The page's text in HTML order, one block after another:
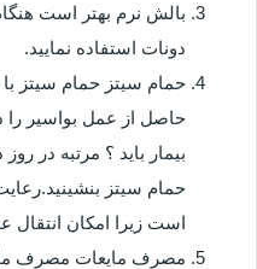
بالش نرم بهتر است
دونات استفاده نمایید.
حمام سیتز حمام سیتز
حاصل از عمل بواسیر را
بیمار باید ؟ مرتبه در
حمام سیتز
است زیرا امکان انتقال
مصرف مایعات مصرف